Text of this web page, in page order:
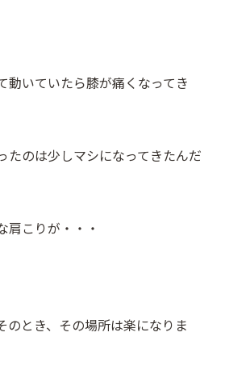
動いていたら膝が痛くなってき
たのは少しマシになってきたんだ
肩こりが・・・
のとき、その場所は楽になりま